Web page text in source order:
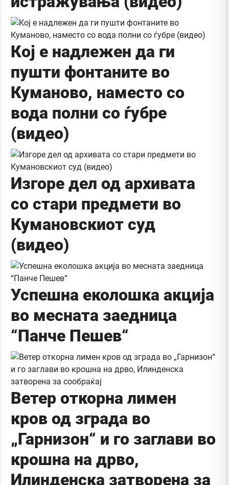
Кој е надлежен да ги
пушти фонтаните во
Куманово, наместо со
вода полни со ѓубре
(видео)
Изгоре дел од архивата
со стари предмети во
Кумановскиот суд
(видео)
Успешна еколошка акција
во месната заедница
“Панче Пешев“
Ветер откорна лимен
кров од зграда во
„Гарнизон“ и го заглави во
крошна на дрво,
Илинденска затворена за